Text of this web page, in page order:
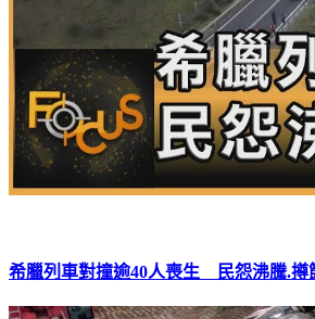
希臘列車對撞逾40人喪生 民怨沸騰.撙